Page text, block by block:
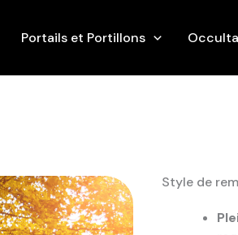
Portails et Portillons
Style de